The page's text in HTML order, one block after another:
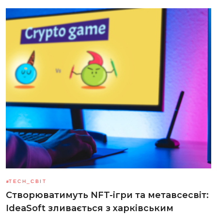
TECH_СВІТ
Створюватимуть NFT-ігри та метавсесвіт:
IdeaSoft зливається з харківським